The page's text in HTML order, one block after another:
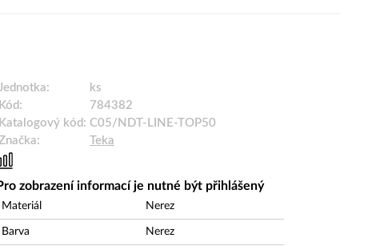
ks
Kód:
784382
Katalogový kód: C05/NDT-LINE-TOP50
Teka
zobrazení informací je nutné být přihlášený
Materiál Nerez
Barva Nerez